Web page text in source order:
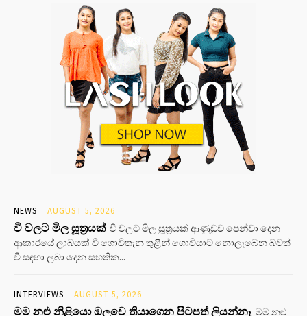
NEWS AUGUST 5, 2026
වී වලට මිල සූත්‍රයක් වී වලට මිල සූත්‍රයක් ආණුඩුව පෙන්වා දෙන
ආකාරයේ ලාබයක් වී ගොවිතැන තුළින් ගොවියාට නොලැබෙන බවත්
වී සඳහා ලබා දෙන සහතික...
INTERVIEWS AUGUST 5, 2026
මම නළු නිළියො ඔලුවෙ තියාගෙන පිටපත් ලියන්නෑ මම නළු